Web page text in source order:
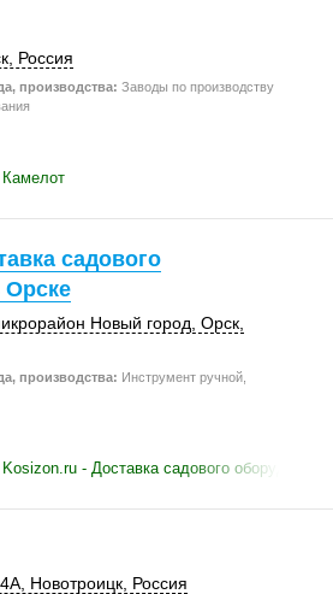
Россия
производства: Заводы по производству
Камелот
садового
Орске
Новый город, Орск
производства: Инструмент ручной,
- Доставка садового
Новотроицк Россия